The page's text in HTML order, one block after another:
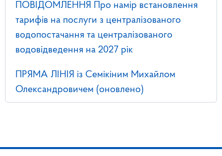
ПОВІДОМЛЕННЯ Про намір встановлення
тарифів на послуги з централізованого
водопостачання та централізованого
водовідведення на 2027 рік
ПРЯМА ЛІНІЯ із Семікіним Михайлом
Олександровичем (оновлено)